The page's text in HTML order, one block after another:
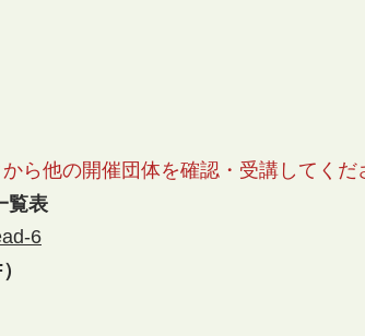
ら他の開催団体を確認・受講してくだ
覧表
6